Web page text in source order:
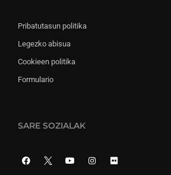
Pribatutasun politika
Legezko abisua
Cookieen politika
Formulario
SARE SOZIALAK